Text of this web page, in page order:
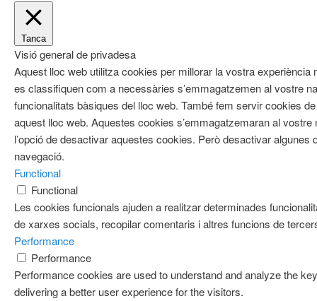
Tanca
Visió general de privadesa
Aquest lloc web utilitza cookies per millorar la vostra
es classifiquen com a necessàries s’emmagatzemen al vostre
funcionalitats bàsiques del lloc web. També fem servir cookies
aquest lloc web. Aquestes cookies s’emmagatzemaran al
l’opció de desactivar aquestes cookies. Però desactivar
navegació.
Functional
Functional
Les cookies funcionals ajuden a realitzar determinades
de xarxes socials, recopilar comentaris i altres funcions de
Performance
Performance
Performance cookies are used to understand and analyze the
delivering a better user experience for the visitors.